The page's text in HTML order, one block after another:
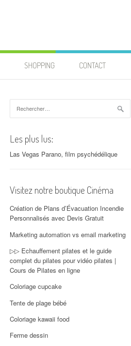
SHOPPING CONTACT
Les plus lus:
Las Vegas Parano, film psychédélique
Visitez notre boutique Cinéma
Création de Plans d’Évacuation Incendie
Personnalisés avec Devis Gratuit
Marketing automation vs email marketing
▷▷ Echauffement pilates et le guide
complet du pilates pour vidéo pilates |
Cours de Pilates en ligne
Coloriage cupcake
Tente de plage bébé
Coloriage kawaii food
Ferme dessin